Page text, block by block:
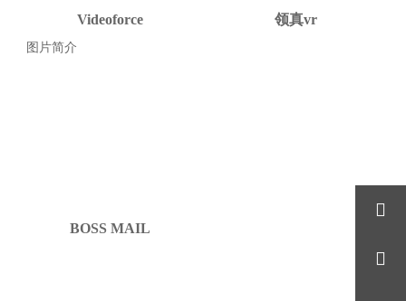
Videoforce
图片简介
领真vr
BOSS MAIL

